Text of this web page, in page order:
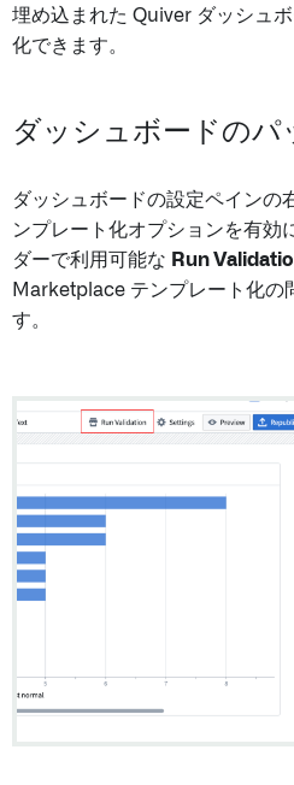
埋め込まれた Quiver ダッシュ
化できます。
ダッシュボードのパ
ダッシュボードの設定ペイン
ンプレート化オプションを有効
ダーで利用可能な Run
Marketplace テンプレート化の
す。